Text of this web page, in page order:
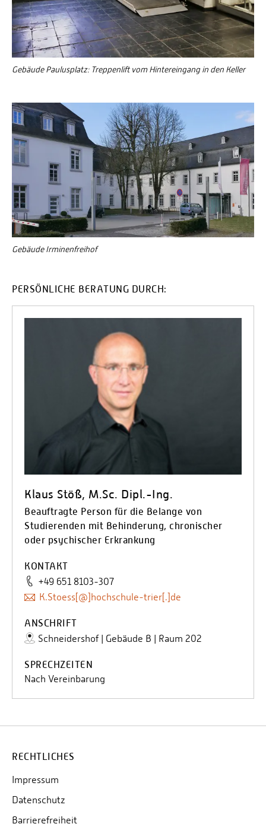
Gebäude Paulusplatz: Treppenlift vom Hintereingang in den Keller
Gebäude Irminenfreihof
PERSÖNLICHE BERATUNG DURCH:
Klaus Stöß, M.Sc. Dipl.-Ing.
Beauftragte Person für die Belange von
Studierenden mit Behinderung, chronischer
oder psychischer Erkrankung
KONTAKT
+49 651 8103-307
K.Stoess[@]hochschule-trier[.]de
ANSCHRIFT
Schneidershof | Gebäude B | Raum 202
SPRECHZEITEN
Nach Vereinbarung
RECHTLICHES
Impressum
Datenschutz
Barrierefreiheit